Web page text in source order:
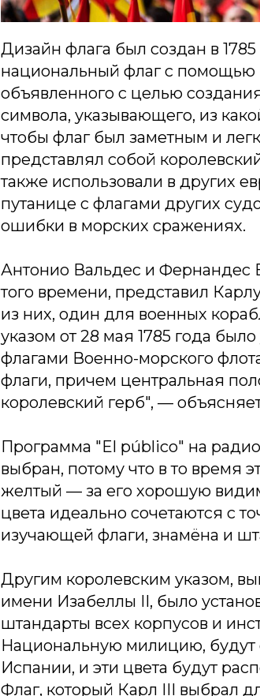
Дизайн флага был создан в
национальный флаг с помощью
объявленного с целью
символа, указывающего, из
чтобы флаг был заметным и
представлял собой
также использовали в других
путанице с флагами других
ошибки в морских сражениях.
Антонио Вальдес и Фернандес
того времени, представил
из них, один для военных
указом от 28 мая 1785 года
флагами Военно-морского
флаги, причем центральная
королевский герб", —
Программа "El público" на
выбран, потому что в то время
желтый — за его хорошую
цвета идеально сочетаются с
изучающей флаги, знамёна и
Другим королевским указом,
имени Изабеллы II, было
штандарты всех корпусов и
Национальную милицию, будут
Испании, и эти цвета будут
Флаг, который Карл III выбрал